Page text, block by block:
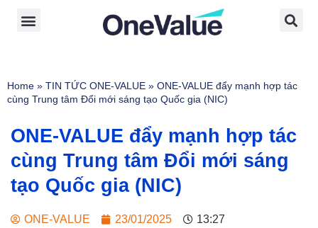
Home » TIN TỨC ONE-VALUE » ONE-VALUE đẩy mạnh hợp tác
cùng Trung tâm Đổi mới sáng tạo Quốc gia (NIC)
ONE-VALUE đẩy mạnh hợp tác
cùng Trung tâm Đổi mới sáng
tạo Quốc gia (NIC)
ONE-VALUE 23/01/2025 13:27